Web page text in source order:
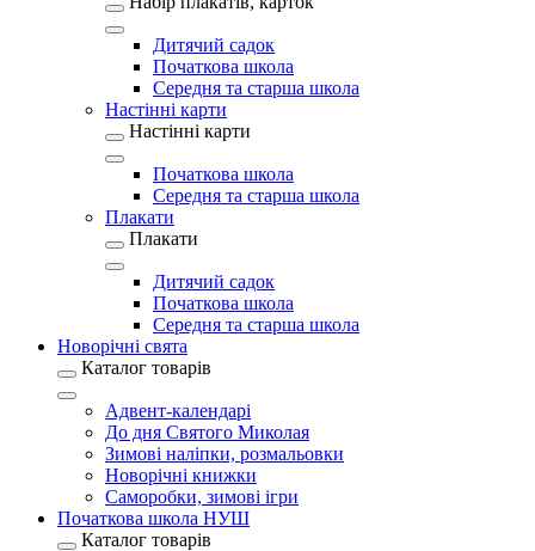
Дитячий садок
Початкова школа
Середня та старша школа
Настінні карти
Настінні карти
Початкова школа
Середня та старша школа
Плакати
Плакати
Дитячий садок
Початкова школа
Середня та старша школа
Новорічні свята
Каталог товарів
Адвент-календарі
До дня Святого Миколая
Зимові наліпки, розмальовки
Новорічні книжки
Саморобки, зимові ігри
Початкова школа НУШ
Каталог товарів